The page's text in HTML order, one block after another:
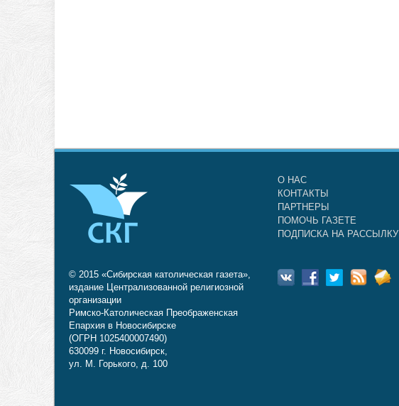
© 2015 «Сибирская католическая газета»,
издание Централизованной религиозной
организации
Римско-Католическая Преображенская
Епархия в Новосибирске
(ОГРН 1025400007490)
630099 г. Новосибирск,
ул. М. Горького, д. 100
О НАС
КОНТАКТЫ
ПАРТНЕРЫ
ПОМОЧЬ ГАЗЕТЕ
ПОДПИСКА НА РАССЫЛКУ